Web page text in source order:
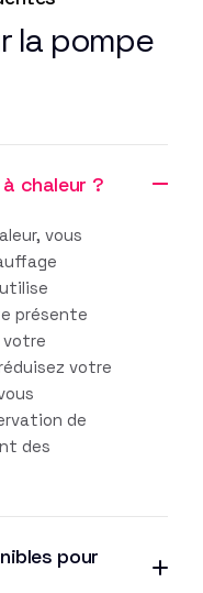
la pompe
chaleur ?
vous
présente
votre
votre
de
des
pour